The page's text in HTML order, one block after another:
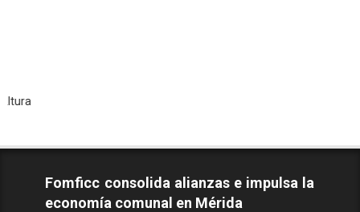
Fomficc consolida alianzas e impulsa la
economía comunal en Mérida